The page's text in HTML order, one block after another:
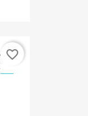
favorite_border